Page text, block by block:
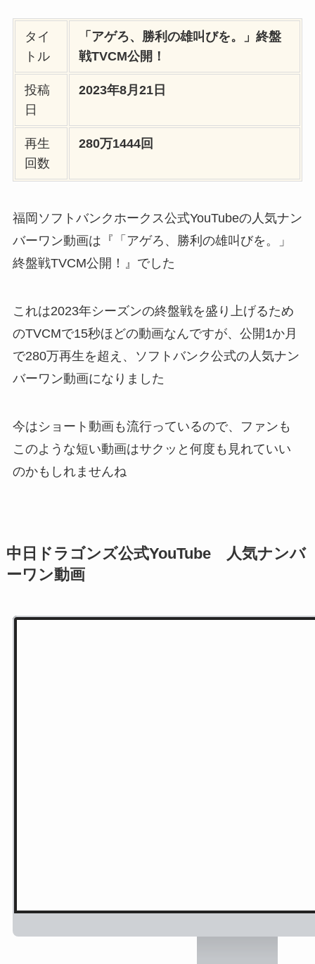
タイ
トル
「アゲろ、勝利の雄叫びを。」終盤
戦TVCM公開！
投稿
日
2023年8月21日
再生
回数
280万1444回
福岡ソフトバンクホークス公式YouTubeの人気ナン
バーワン動画は『「アゲろ、勝利の雄叫びを。」
終盤戦TVCM公開！』でした
これは2023年シーズンの終盤戦を盛り上げるため
のTVCMで15秒ほどの動画なんですが、公開1か月
で280万再生を超え、ソフトバンク公式の人気ナン
バーワン動画になりました
今はショート動画も流行っているので、ファンも
このような短い動画はサクッと何度も見れていい
のかもしれませんね
中日ドラゴンズ公式YouTube 人気ナンバ
ーワン動画